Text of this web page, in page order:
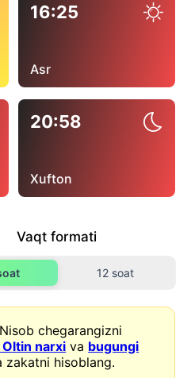
16:25
Asr
20:58
Xufton
Vaqt formati
12 soat
chegarangizni
narxi va bugungi
zakatni hisoblang.